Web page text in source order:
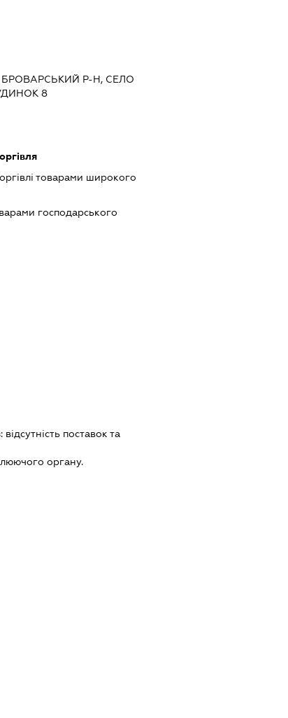
БРОВАРСЬКИЙ Р-Н, СЕЛО
8
товарами широкого
господарського
вiдсутнiсть поставок та
органу.